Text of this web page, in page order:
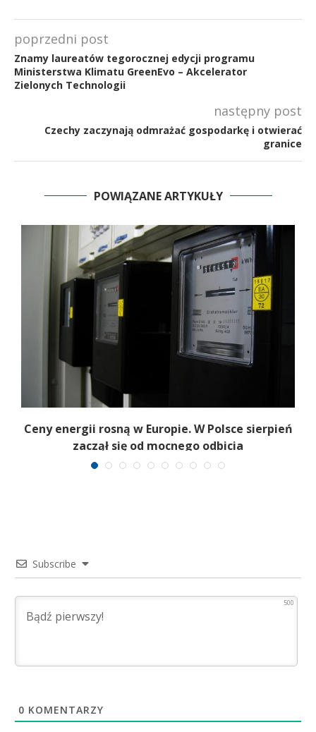
poprzedni post
Znamy laureatów tegorocznej edycji programu
Ministerstwa Klimatu GreenEvo – Akcelerator
Zielonych Technologii
następny post
Czechy zaczynają odmrażać gospodarkę i otwierać
granice
POWIĄZANE ARTYKUŁY
Ceny energii rosną w Europie. W Polsce sierpień
zaczął się od mocnego odbicia
Subscribe
500
0 KOMENTARZY